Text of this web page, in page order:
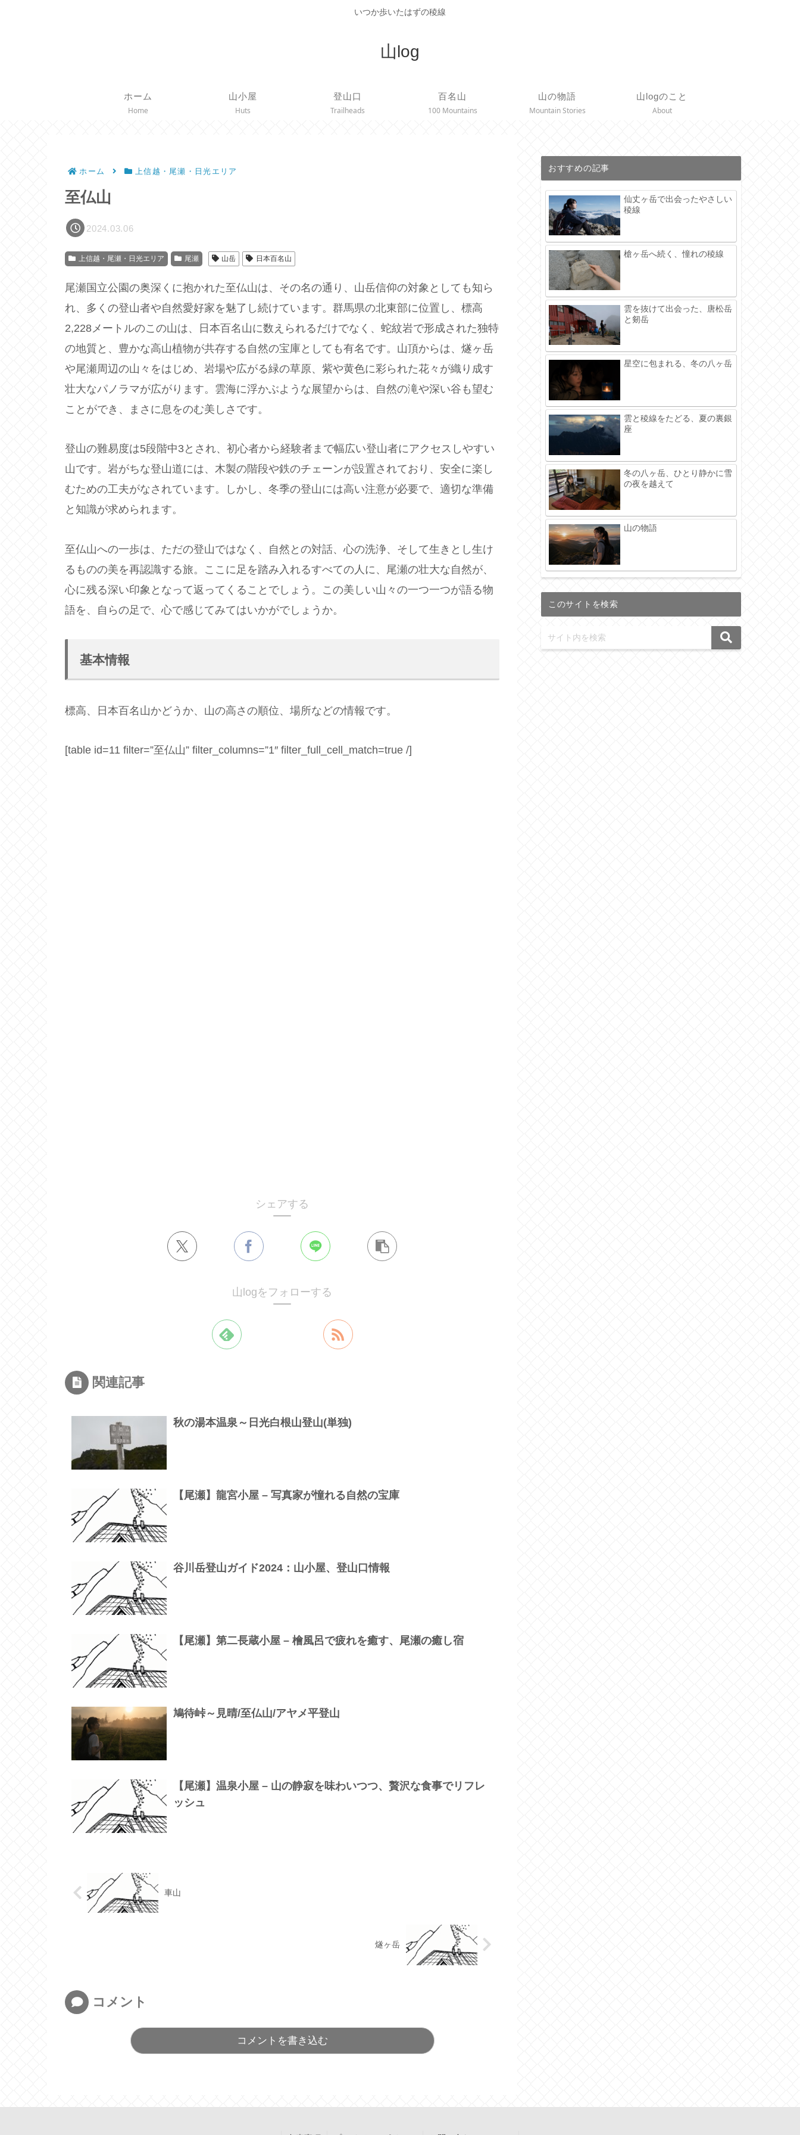
いつか歩いたはずの稜線
山log
ホーム
Home
山小屋
Huts
登山口
Trailheads
百名山
100 Mountains
山の物語
Mountain Stories
山logのこと
About
ホーム 上信越・尾瀬・日光エリア
至仏山
2024.03.06
上信越・尾瀬・日光エリア 尾瀬 山岳 日本百名山
尾瀬国立公園の奥深くに抱かれた至仏山は、その名の通り、山岳信仰の対象としても知ら
れ、多くの登山者や自然愛好家を魅了し続けています。群馬県の北東部に位置し、標高
2,228メートルのこの山は、日本百名山に数えられるだけでなく、蛇紋岩で形成された独特
の地質と、豊かな高山植物が共存する自然の宝庫としても有名です。山頂からは、燧ヶ岳
や尾瀬周辺の山々をはじめ、岩場や広がる緑の草原、紫や黄色に彩られた花々が織り成す
壮大なパノラマが広がります。雲海に浮かぶような展望からは、自然の滝や深い谷も望む
ことができ、まさに息をのむ美しさです。
登山の難易度は5段階中3とされ、初心者から経験者まで幅広い登山者にアクセスしやすい
山です。岩がちな登山道には、木製の階段や鉄のチェーンが設置されており、安全に楽し
むための工夫がなされています。しかし、冬季の登山には高い注意が必要で、適切な準備
と知識が求められます。
至仏山への一歩は、ただの登山ではなく、自然との対話、心の洗浄、そして生きとし生け
るものの美を再認識する旅。ここに足を踏み入れるすべての人に、尾瀬の壮大な自然が、
心に残る深い印象となって返ってくることでしょう。この美しい山々の一つ一つが語る物
語を、自らの足で、心で感じてみてはいかがでしょうか。
基本情報
標高、日本百名山かどうか、山の高さの順位、場所などの情報です。
[table id=11 filter=”至仏山” filter_columns=”1″ filter_full_cell_match=true /]
シェアする
山logをフォローする
関連記事
秋の湯本温泉～日光白根山登山(単独)
【尾瀬】龍宮小屋 – 写真家が憧れる自然の宝庫
谷川岳登山ガイド2024：山小屋、登山口情報
【尾瀬】第二長蔵小屋 – 檜風呂で疲れを癒す、尾瀬の癒し宿
鳩待峠～見晴/至仏山/アヤメ平登山
【尾瀬】温泉小屋 – 山の静寂を味わいつつ、贅沢な食事でリフレ
ッシュ
車山
燧ヶ岳
コメント
コメントを書き込む
おすすめの記事
仙丈ヶ岳で出会ったやさしい
稜線
槍ヶ岳へ続く、憧れの稜線
雲を抜けて出会った、唐松岳
と剱岳
星空に包まれる、冬の八ヶ岳
雲と稜線をたどる、夏の裏銀
座
冬の八ヶ岳、ひとり静かに雪
の夜を越えて
山の物語
このサイトを検索